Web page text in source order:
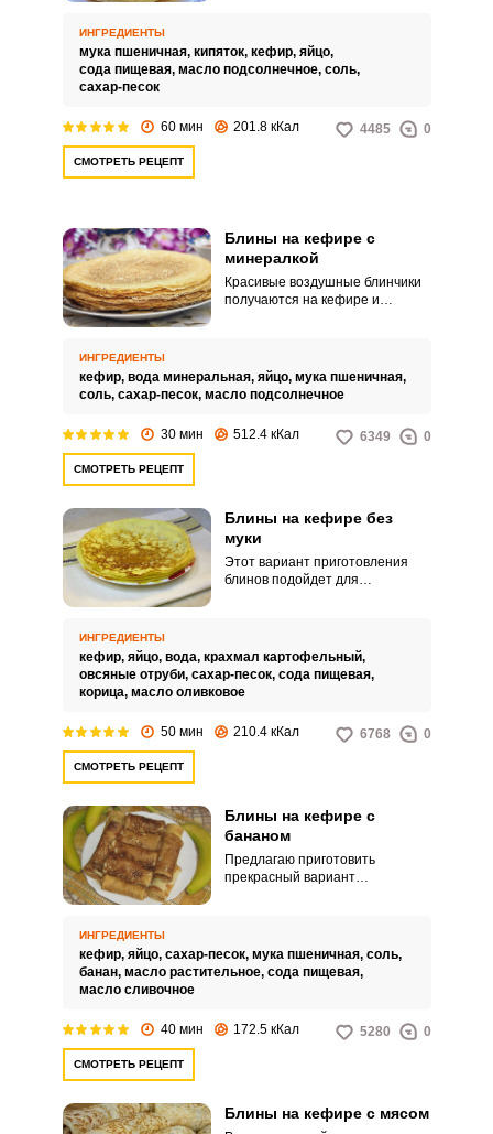
в приготовлении различных
угощений от десертов до
сытных блюд для обеда и ужина.
ИНГРЕДИЕНТЫ
мука пшеничная, кипяток, кефир, яйцо,
сода пищевая, масло подсолнечное, соль,
сахар-песок
60 мин 201.8 кКал 4485 0
СМОТРЕТЬ РЕЦЕПТ
Блины на кефире с
минералкой
Красивые воздушные блинчики
получаются на кефире и
кислородом и становится
идеальной основой для
ажурных блинов с мелкими
ИНГРЕДИЕНТЫ
кефир, вода минеральная, яйцо, мука пшеничная,
соль, сахар-песок, масло подсолнечное
30 мин 512.4 кКал 6349 0
СМОТРЕТЬ РЕЦЕПТ
Блины на кефире без
муки
Этот вариант приготовления
блинов подойдет для
Откройте для себя новый вкус
давно знакомых блюд.
ИНГРЕДИЕНТЫ
кефир, яйцо, вода, крахмал картофельный,
овсяные отруби, сахар-песок, сода пищевая,
корица, масло оливковое
50 мин 210.4 кКал 6768 0
СМОТРЕТЬ РЕЦЕПТ
Блины на кефире с
бананом
Предлагаю приготовить
прекрасный вариант
на завтрак мы готовим блины на
кефире с бананом.
ИНГРЕДИЕНТЫ
кефир, яйцо, сахар-песок, мука пшеничная, соль,
банан, масло растительное, сода пищевая,
масло сливочное
40 мин 172.5 кКал 5280 0
СМОТРЕТЬ РЕЦЕПТ
Блины на кефире с мясом
ВХОД НА САЙТ
Войдите
с помощью социальных сетей: